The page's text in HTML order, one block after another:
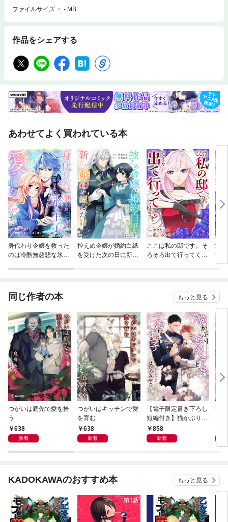
ファイルサイズ
- MB
作品をシェアする
あわせてよく買われている本
身代わり令嬢を救った
のは冷酷無慈悲な氷の
控えめ令嬢が婚約白紙
を受けた次の日に新た
ここは私の邸です。そ
ろそろ出て行ってくれ
愛
て
嬢
同じ作者の本 もっと見る
つがいは庭先で愛を拾
う
638
新着
つがいはキッチンで愛
を育む
638
新着
【電子限定書き下ろし
短編付き】猫かぶり悪
役令息と、一途な王子
858
新着
つ
KADOKAWAのおすすめ本 もっと見る